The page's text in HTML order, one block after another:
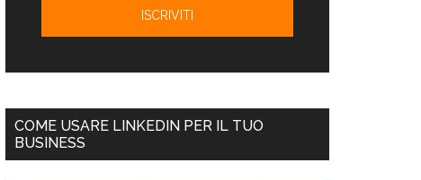
COME USARE LINKEDIN PER IL TUO
BUSINESS